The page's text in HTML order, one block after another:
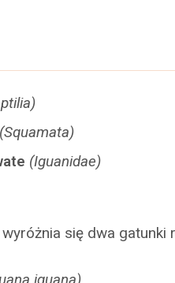
(Squamata)
(Iguanidae)
się dwa gatunki